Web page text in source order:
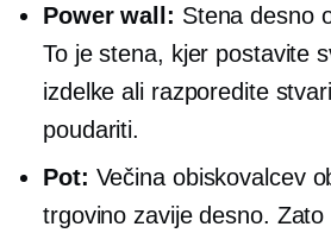
Power wall: Stena desno
To je stena, kjer postavite
izdelke ali razporedite
poudariti.
Pot: Večina obiskovalcev
trgovino zavije desno.